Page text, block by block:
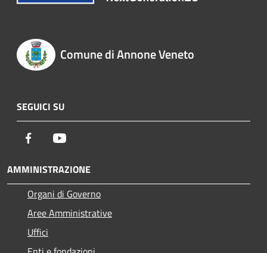
Comune di Annone Veneto
SEGUICI SU
Facebook
AMMINISTRAZIONE
Organi di Governo
Aree Amministrative
Uffici